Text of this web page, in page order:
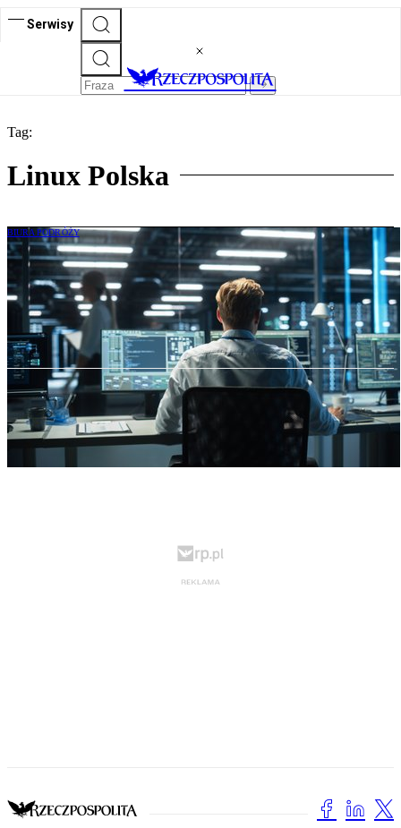
Serwisy
Tag:
Linux Polska
BIURA PODRÓŻY
Rywalizacja w turystyce coraz ostrzejsza.
Przewagę nad konkurencją dają nowe
technologie